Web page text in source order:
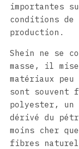
importantes
conditions
production.
Shein ne se
masse, il
matériaux peu
sont souvent
polyester, un
dérivé du
moins cher
fibres